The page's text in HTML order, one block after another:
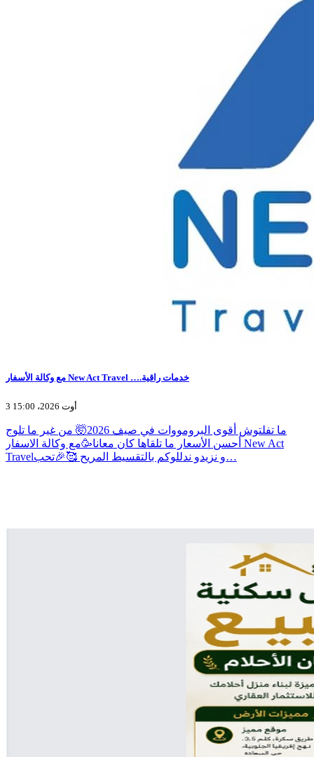
مع وكالة الأسفار New Act Travel ….خدمات راقية
3 أوت 2026، 15:00
ما تفلتوش أقوى البرومووات في صيف 2026🤯 من غير ما تلوج
أحسن الأسعار ما تلقاها كان معانا🥳مع وكالة الاسفار New Act
Travelو نزيدو ندللوكم بالتقسيط المريح 🥰🎉تحب…